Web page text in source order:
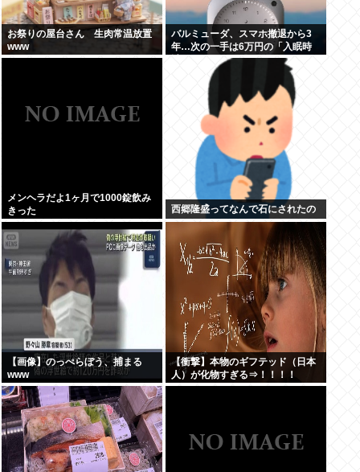
お祭りの屋台さん 生肉常温放置
www
バルミューダ、スマホ撤退から3
年…次の一手は6万円の「入眠時
メンヘラだよ1ヶ月で1000錠飲み
きった
西郷隆盛ってなんで石にされたの
【画像】のっぺらぼう、捕まる
www
【衝撃】本物のギフテッド（日本
人）が化物すぎる⇒！！！！